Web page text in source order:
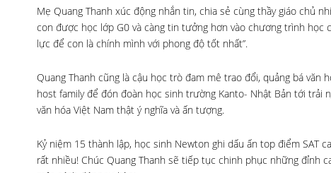
Mẹ Quang Thanh xúc động nhắn tin, chia sẻ cùng thầy giáo chủ
con được học lớp G0 và càng tin tưởng hơn vào chương trình
lực để con là chính mình với phong độ tốt nhất”.
Quang Thanh cũng là cậu học trò đam mê trao đổi, quảng bá
host family để đón đoàn học sinh trường Kanto- Nhật Bản tới trải
văn hóa Việt Nam thật ý nghĩa và ấn tượng.
Kỷ niệm 15 thành lập, học sinh Newton ghi dấu ấn top điểm
rất nhiều! Chúc Quang Thanh sẽ tiếp tục chinh phục những đỉnh